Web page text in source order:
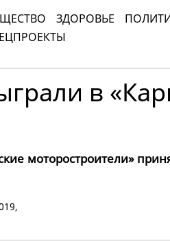
ЗДОРОВЬЕ
в
моторостроители»